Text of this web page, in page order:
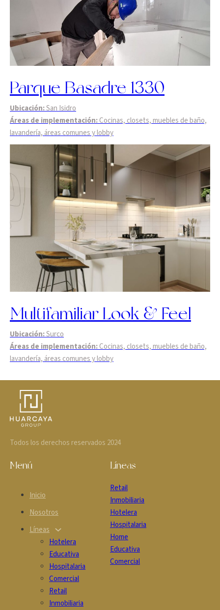
Parque Basadre 1330
Ubicación:San Isidro
Áreas de implementación: Cocinas, closets, muebles de baño,
lavandería, áreas comunes y lobby
Multifamiliar Look & Feel
Ubicación:Surco
Áreas de implementación: Cocinas, closets, muebles de baño,
lavandería, áreas comunes y lobby
Todos los derechos reservados 2024
Menú
Inicio
Nosotros
Líneas
Hotelera
Educativa
Hospitalaria
Comercial
Retail
Inmobiliaria
Líneas
Retail
Inmobiliaria
Hotelera
Hospitalaria
Home
Educativa
Comercial